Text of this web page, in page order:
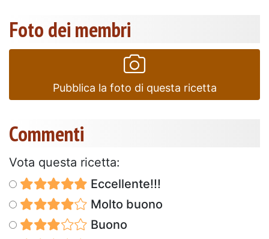
Foto dei membri
Pubblica la foto di questa ricetta
Commenti
Vota questa ricetta:
Eccellente!!!
Molto buono
Buono